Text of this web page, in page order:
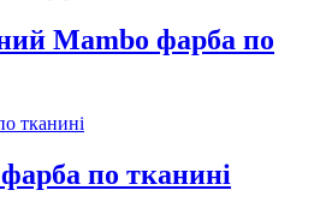
Mambo фарба по
по тканині